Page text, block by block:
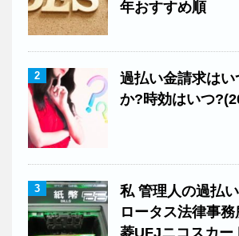
年おすすめ順
2
過払い金請求は
か?時効はいつ
3
私 管理人の過払
ロータス法律事
菱UFJニコスカー